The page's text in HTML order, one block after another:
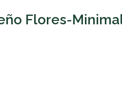
Flores-